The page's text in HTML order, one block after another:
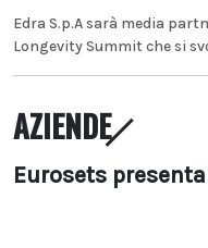
Edra S.p.A sarà media
Longevity Summit che si
AZIENDE
Eurosets